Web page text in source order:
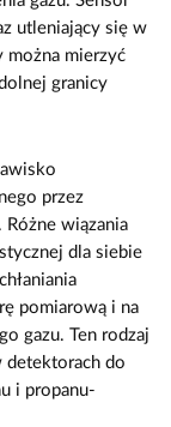
utleniający się w
można mierzyć
granicy
przez
Różne wiązania
dla siebie
pomiarową i na
gazu. Ten rodzaj
detektorach do
i propanu-